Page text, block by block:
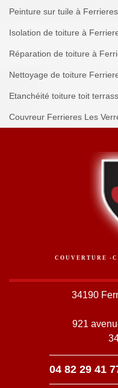
Peinture sur tuile à
Isolation de toiture à
Réparation de toiture à
Nettoyage de toiture
Etanchéité toiture toit
Couvreur Ferrieres Les
COUVERTURE -
34190
921
04 82 29 41